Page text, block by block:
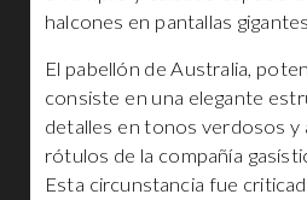
halcones en pantallas
El pabellón de Australia,
consiste en una elegante
detalles en tonos verdosos y
rótulos de la compañía
Esta circunstancia fue